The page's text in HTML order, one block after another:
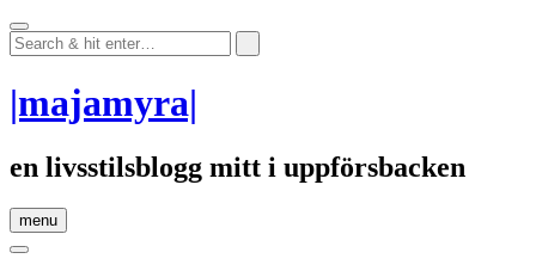
Skip
to
content
|majamyra|
en livsstilsblogg mitt i uppförsbacken
menu